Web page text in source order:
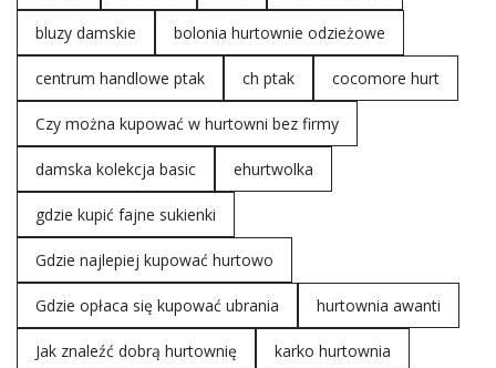
propozycji na udany zestaw. Dla mnie …
bluzy damskie bolonia hurtownie odzieżowe
centrum handlowe ptak ch ptak cocomore hurt
Czy można kupować w hurtowni bez firmy
damska kolekcja basic ehurtwolka
gdzie kupić fajne sukienki
Gdzie najlepiej kupować hurtowo
Gdzie opłaca się kupować ubrania hurtownia awanti
Jak znaleźć dobrą hurtownię karko hurtownia